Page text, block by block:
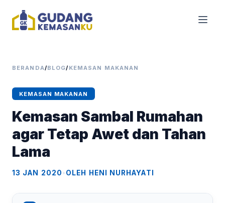
BERANDA/BLOG/ KEMASAN MAKANAN
KEMASAN MAKANAN
Kemasan Sambal Rumahan
agar Tetap Awet dan Tahan
Lama
13 JAN 2020•OLEH HENI NURHAYATI